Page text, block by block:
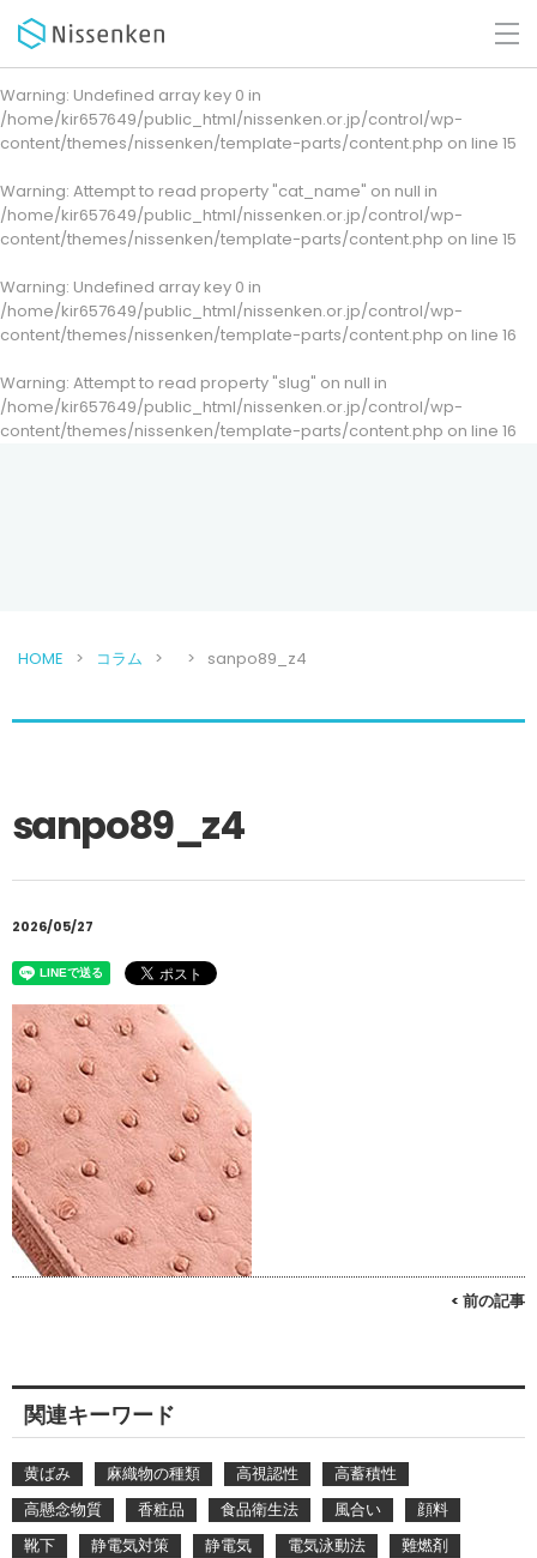
Warning: Undefined array key 0 in
/home/kir657649/public_html/nissenken.or.jp/control/wp-
content/themes/nissenken/template-parts/content.php on line 15
Warning: Attempt to read property "cat_name" on null in
/home/kir657649/public_html/nissenken.or.jp/control/wp-
content/themes/nissenken/template-parts/content.php on line 15
Warning: Undefined array key 0 in
/home/kir657649/public_html/nissenken.or.jp/control/wp-
content/themes/nissenken/template-parts/content.php on line 16
Warning: Attempt to read property "slug" on null in
/home/kir657649/public_html/nissenken.or.jp/control/wp-
content/themes/nissenken/template-parts/content.php on line 16
HOME コラム sanpo89_z4
sanpo89_z4
2026/05/27
< 前の記事
関連キーワード
黄ばみ 麻織物の種類 高視認性
高蓄積性
高懸念物質
香粧品 食品衛生法 風合い
顔料
靴下
静電気対策 静電気 電気泳動法
難燃剤